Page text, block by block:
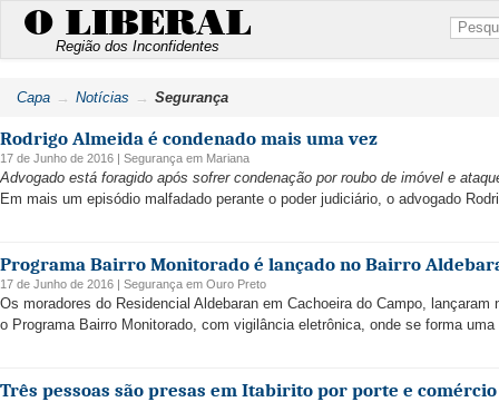
O LIBERAL
Região dos Inconfidentes
Capa Notícias Segurança
Rodrigo Almeida é condenado mais uma vez
17 de Junho de 2016 | Segurança em Mariana
Advogado está foragido após sofrer condenação por roubo de imóvel e
Em mais um episódio malfadado perante o poder judiciário, o advogado
Programa Bairro Monitorado é lançado no Bairro
17 de Junho de 2016 | Segurança em Ouro Preto
Os moradores do Residencial Aldebaran em Cachoeira do Campo,
o Programa Bairro Monitorado, com vigilância eletrônica, onde se forma
Três pessoas são presas em Itabirito por porte e